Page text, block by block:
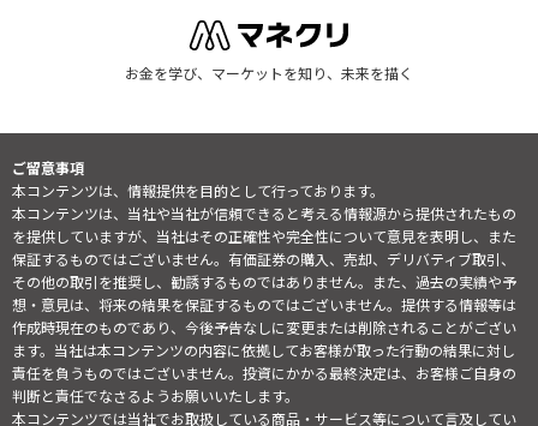
お金を学び、マーケットを知り、未来を描く
ご留意事項
本コンテンツは、情報提供を目的として行っております。
本コンテンツは、当社や当社が信頼できると考える情報源から提供されたもの
を提供していますが、当社はその正確性や完全性について意見を表明し、また
保証するものではございません。有価証券の購入、売却、デリバティブ取引、
その他の取引を推奨し、勧誘するものではありません。また、過去の実績や予
想・意見は、将来の結果を保証するものではございません。提供する情報等は
作成時現在のものであり、今後予告なしに変更または削除されることがござい
ます。当社は本コンテンツの内容に依拠してお客様が取った行動の結果に対し
責任を負うものではございません。投資にかかる最終決定は、お客様ご自身の
判断と責任でなさるようお願いいたします。
本コンテンツでは当社でお取扱している商品・サービス等について言及してい